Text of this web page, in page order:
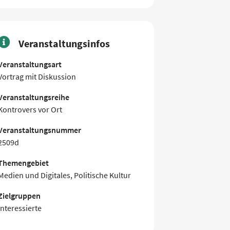
Veranstaltungsinfos
mit Diskussion
vor Ort
und Digitales, Politische Kultur